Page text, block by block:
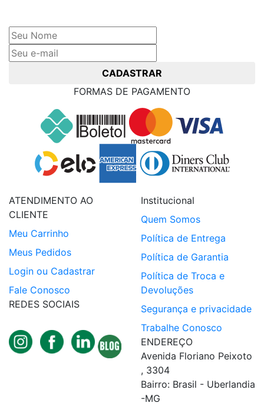
CADASTRAR
FORMAS DE PAGAMENTO
ATENDIMENTO AO
CLIENTE
Meu Carrinho
Meus Pedidos
Login ou Cadastrar
Fale Conosco
REDES SOCIAIS
Institucional
Quem Somos
Política de Entrega
Política de Garantia
Política de Troca e
Devoluções
Segurança e privacidade
Trabalhe Conosco
ENDEREÇO
Avenida Floriano Peixoto
, 3304
Bairro: Brasil - Uberlandia
-MG